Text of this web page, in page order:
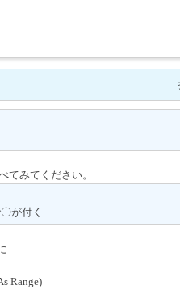
みてください。
が付く
Range)